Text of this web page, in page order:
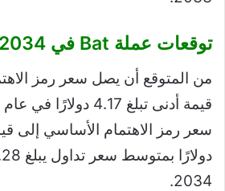
توقعات عملة Bat في 2034
من المتوقع أن يصل سعر رمز
2034.